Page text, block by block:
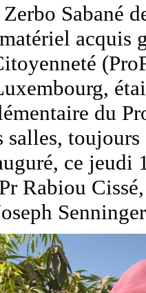
Sabané
acquis
du
ce jeudi
Rabiou